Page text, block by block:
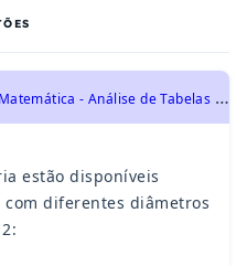
U
DESC 2011 - Matemática - Análise de Tabelas e Gráficos
estão disponíveis
diferentes diâmetros